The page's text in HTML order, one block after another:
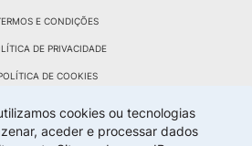
cookies ou tecnologias
aceder e processar dados
E CONDIÇÕES
DE PRIVACIDADE
DE COOKIES
RECLAMAÇÕES